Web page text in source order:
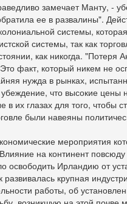
замечает Манту, -
ее в развалины".
системы,
системы, так как
как никогда. "Потеря
факт, который никем не
нужда в рынках,
что высокие
в их глазах для того,
были навеяны
мероприятия
на континент
освободить Ирландию от
крупная
работы, об